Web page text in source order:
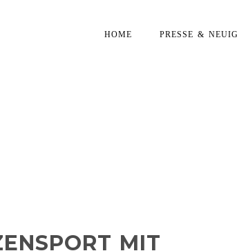
HOME PRESSE &
MIT